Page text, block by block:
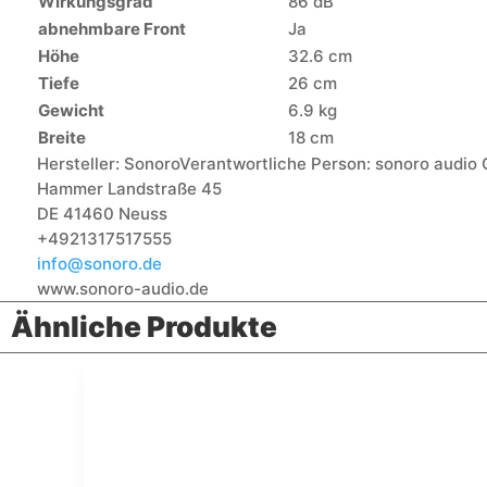
abnehmbare Front
Ja
Höhe
32.6 cm
Tiefe
26 cm
Gewicht
6.9 kg
Breite
18 cm
Hersteller: SonoroVerantwortliche Person: sonoro audio
Hammer Landstraße 45
DE 41460 Neuss
+4921317517555
info@sonoro.de
www.sonoro-audio.de
Ähnliche Produkte